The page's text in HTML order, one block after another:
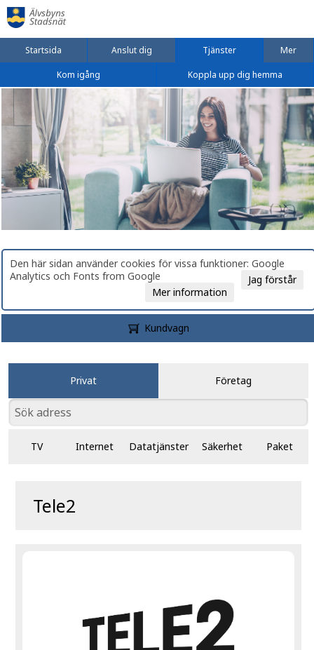
Startsida Anslut dig Tjänster Mer
Kom igång Koppla upp dig hemma
Den här sidan använder cookies för vissa funktioner: Google
Analytics och Fonts from Google
Jag förstår
Mer information
Kundvagn
Privat Företag
TV Internet Datatjänster Säkerhet Paket
Tele2